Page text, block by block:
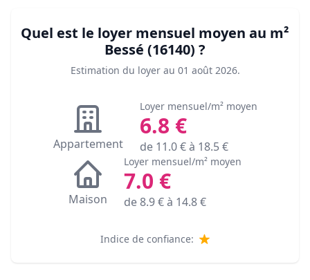
Quel est le loyer mensuel moyen au m²
Bessé (16140) ?
Estimation du loyer au 01 août 2026.
Appartement
Loyer mensuel/m² moyen
6.8 €
de 11.0€ à 18.5€
Maison
Loyer mensuel/m² moyen
7.0 €
de8.9€ à 14.8€
Indice de confiance: